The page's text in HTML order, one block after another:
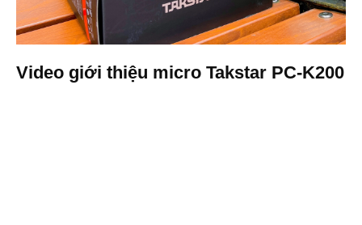
Video giới thiệu micro Takstar PC-K200